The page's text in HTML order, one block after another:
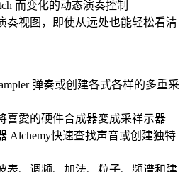
而变化的动态演奏控制
奏视图，即使从远处也能轻松看清
弹奏或创建各式各样的多重采
喜愛的硬件合成器変成采祥示器
Alchemy快速查找声音或创建独特
表、调频、加法、粒子、频谱和建